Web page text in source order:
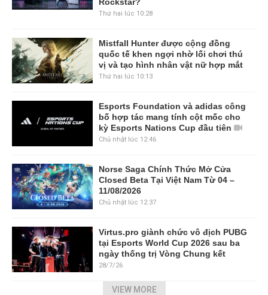
Thứ hai lúc 10:28
Mistfall Hunter được cộng đồng
quốc tế khen ngợi nhờ lối chơi thú
vị và tạo hình nhân vật nữ hợp mắt
Thứ hai lúc 10:13
Esports Foundation và adidas công
bố hợp tác mang tính cột mốc cho
kỳ Esports Nations Cup đầu tiên
Chủ nhật lúc 12:46
Norse Saga Chính Thức Mở Cửa
Closed Beta Tại Việt Nam Từ 04 –
11/08/2026
Chủ nhật lúc 12:37
Virtus.pro giành chức vô địch PUBG
tại Esports World Cup 2026 sau ba
ngày thống trị Vòng Chung kết
28/7/26
VIEW MORE